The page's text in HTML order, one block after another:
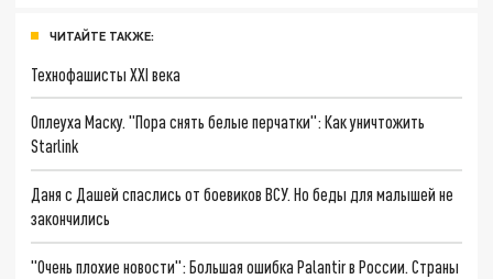
ЧИТАЙТЕ ТАКЖЕ:
Технофашисты XXI века
Оплеуха Маску. "Пора снять белые перчатки": Как уничтожить
Starlink
Даня с Дашей спаслись от боевиков ВСУ. Но беды для малышей не
закончились
"Очень плохие новости": Большая ошибка Palantir в России. Страны